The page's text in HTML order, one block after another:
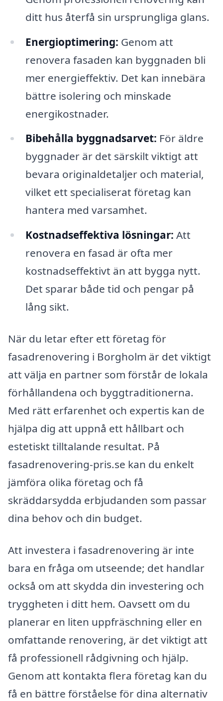
ditt hus återfå sin ursprungliga glans.
Energioptimering: Genom att
renovera fasaden kan byggnaden bli
mer energieffektiv. Det kan innebära
bättre isolering och minskade
energikostnader.
Bibehålla byggnadsarvet: För äldre
byggnader är det särskilt viktigt att
bevara originaldetaljer och material,
vilket ett specialiserat företag kan
hantera med varsamhet.
Kostnadseffektiva lösningar: Att
renovera en fasad är ofta mer
kostnadseffektivt än att bygga nytt.
Det sparar både tid och pengar på
lång sikt.
När du letar efter ett företag för
fasadrenovering i Borgholm är det viktigt
att välja en partner som förstår de lokala
förhållandena och byggtraditionerna.
Med rätt erfarenhet och expertis kan de
hjälpa dig att uppnå ett hållbart och
estetiskt tilltalande resultat. På
fasadrenovering-pris.se kan du enkelt
jämföra olika företag och få
skräddarsydda erbjudanden som passar
dina behov och din budget.
Att investera i fasadrenovering är inte
bara en fråga om utseende; det handlar
också om att skydda din investering och
tryggheten i ditt hem. Oavsett om du
planerar en liten uppfräschning eller en
omfattande renovering, är det viktigt att
få professionell rådgivning och hjälp.
Genom att kontakta flera företag kan du
få en bättre förståelse för dina alternativ